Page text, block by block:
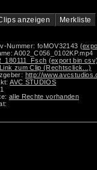
anzeigen Merkliste
Nummer: foMOV32143
A002_C056_0102KP.mp4
(export bin
Link zum Clip (Rechtsclick...)
http://
AVC STUDIOS
alle Rechte vorhanden